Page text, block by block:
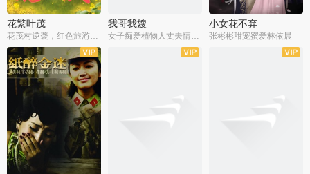
花繁叶茂
花茂村逆袭，红色旅游出圈
我哥我嫂
女子痴爱植物人丈夫情定一生
小女花不弃
张彬彬甜宠蜜爱林依晨
全42集